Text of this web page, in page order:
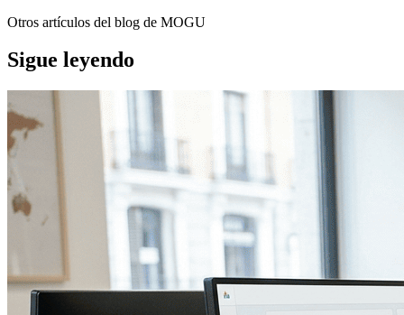
Otros artículos del blog de MOGU
Sigue leyendo